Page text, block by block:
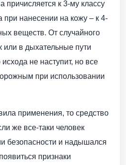
причисляется к 3-му классу
нанесении на кожу – к 4-
веществ. От случайного
или в дыхательные пути
не наступит, но все
при использовании
применения, то средство
же все-таки человек
безопасности и надышался
признаки